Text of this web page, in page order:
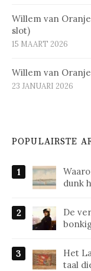
Willem van
slot)
15 MAART 2026
Willem van
23 JANUARI 2026
POPULAIRSTE
dunk
De
Het
taal